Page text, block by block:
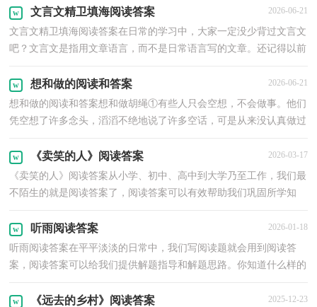
文言文精卫填海阅读答案 2026-06-21
文言文精卫填海阅读答案在日常的学习中，大家一定没少背过文言文
吧？文言文是指用文章语言，而不是日常语言写的文章。还记得以前
想和做的阅读和答案 2026-06-21
想和做的阅读和答案想和做胡绳①有些人只会空想，不会做事。他们
凭空想了许多念头，滔滔不绝地说了许多空话，可是从来没认真做过
《卖笑的人》阅读答案 2026-03-17
《卖笑的人》阅读答案从小学、初中、高中到大学乃至工作，我们最
不陌生的就是阅读答案了，阅读答案可以有效帮助我们巩固所学知
听雨阅读答案 2026-01-18
听雨阅读答案在平平淡淡的日常中，我们写阅读题就会用到阅读答
案，阅读答案可以给我们提供解题指导和解题思路。你知道什么样的
《远去的乡村》阅读答案 2025-12-23